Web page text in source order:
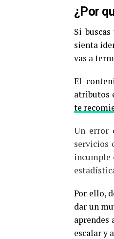
¿Por
Si
sienta
vas a
El
atributos
te
Un error
servicios
incumple
Por ello,
dar un
aprendes
escalar y